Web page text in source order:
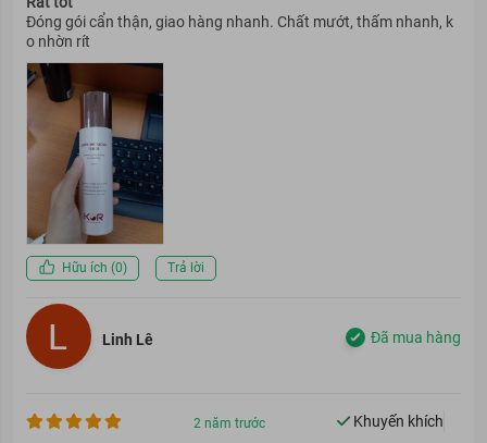
Đóng gói cẩn thận, giao hàng nhanh. Chất mướt, thấm nhanh, k
o nhờn rít
Hữu ích (0) Trả lời
Linh Lê Đã mua hàng
2 năm trước
Khuyến khích